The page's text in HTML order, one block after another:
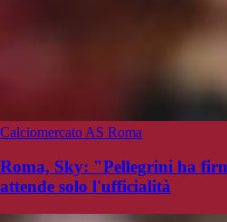
Calciomercato AS Roma
Roma, Sky: "Pellegrini ha
attende solo l'ufficialità